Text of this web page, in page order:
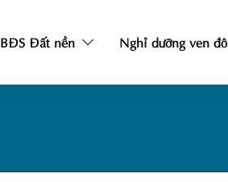
BĐS Đất nền Nghỉ dưỡng ven đô